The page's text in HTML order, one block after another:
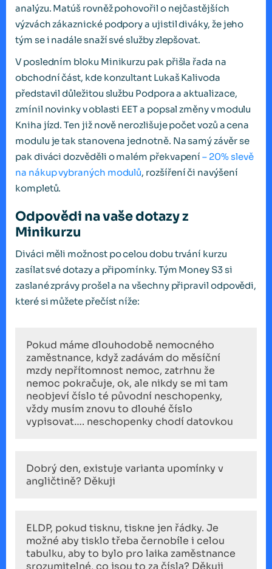
analýzu. Matúš rovněž pohovořil o nejčastějších
výzvách zákaznické podpory a ujistil diváky, že jeho
tým se i nadále snaží své služby zlepšovat.
V posledním bloku Minikurzu pak přišla řada na
obchodní část, kde konzultant Lukaš Kalivoda
představil důležitou službu Podpora a aktualizace,
zmínil novinky v oblasti EET a popsal změny v modulu
Kniha jízd. Ten již nově nerozlišuje počet vozů a cena
modulu je tak stanovena jednotně. Na samý závěr se
pak diváci dozvěděli o malém překvapení– 20% slevě
na nákup vybraných modulů, rozšíření či navýšení
kompletů.
Odpovědi na vaše dotazy z
Minikurzu
Diváci měli možnost po celou dobu trvání kurzu
zasílat své dotazy a připomínky. Tým Money S3 si
zaslané zprávy prošel a na všechny připravil odpovědi,
které si můžete přečíst níže:
Pokud máme dlouhodobě nemocného
zaměstnance, když zadávám do měsíční
mzdy nepřítomnost nemoc, zatrhnu že
nemoc pokračuje, ok, ale nikdy se mi tam
neobjeví číslo té původní neschopenky,
vždy musím znovu to dlouhé číslo
vypisovat…. neschopenky chodí datovkou
Dobrý den, existuje varianta upomínky v
angličtině? Děkuji
ELDP, pokud tisknu, tiskne jen řádky. Je
možné aby tisklo třeba černobíle i celou
tabulku, aby to bylo pro laika zaměstnance
srozumitelné, co jsou to za čísla? Děkuji